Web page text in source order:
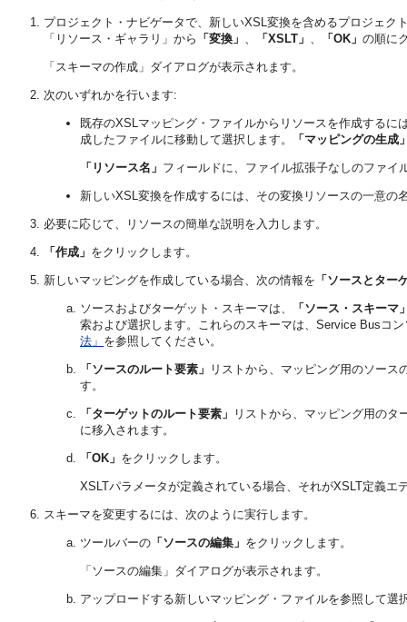
プロジェクト・ナビゲータで、新しいXSL変換を含めるプロジェク
「リソース・ギャラリ」から 「変換」 、 「XSLT」 、 「OK」 の順に
「スキーマの作成」ダイアログが表示されます。
次のいずれかを行います:
既存のXSLマッピング・ファイルからリソースを作成するに
成したファイルに移動して選択します。
「マッピングの生成
「リソース名」 フィールドに、ファイル拡張子なしのファ
新しいXSL変換を作成するには、その変換リソースの一意の
必要に応じて、リソースの簡単な説明を入力します。
「作成」 をクリックします。
新しいマッピングを作成している場合、次の情報を 「ソースとター
ソースおよびターゲット・スキーマは、
「ソース・スキーマ
索および選択します。これらのスキーマは、Service Busコ
法」 を参照してください。
「ソースのルート要素」
リストから、マッピング用のソース
す。
「ターゲットのルート要素」
リストから、マッピング用のタ
に移入されます。
「OK」 をクリックします。
XSLTパラメータが定義されている場合、それがXSLT定義エ
スキーマを変更するには、次のように実行します。
ツールバーの 「ソースの編集」 をクリックします。
「ソースの編集」ダイアログが表示されます。
アップロードする新しいマッピング・ファイルを参照して選